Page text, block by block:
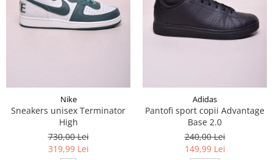
Nike
Sneakers unisex Terminator
High
730,00 Lei
319,99 Lei
Adidas
Pantofi sport copii Advantage
Base 2.0
240,00 Lei
149,99 Lei